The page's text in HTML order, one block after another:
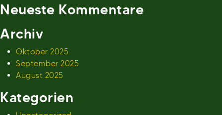
Neueste Kommentare
Archiv
Oktober 2025
September 2025
August 2025
Kategorien